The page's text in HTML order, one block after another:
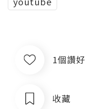
1個讚好
收藏